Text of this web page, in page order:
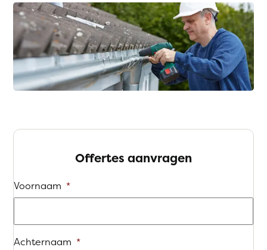
Offertes aanvragen
Voornaam *
Achternaam *